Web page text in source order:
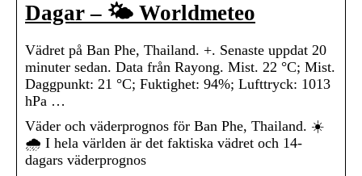
Dagar – 🌤️ Worldmeteo
Vädret på Ban Phe, Thailand. +. Senaste uppdat 20
minuter sedan. Data från Rayong. Mist. 22 °C; Mist.
Daggpunkt: 21 °C; Fuktighet: 94%; Lufttryck: 1013
hPa …
Väder och väderprognos för Ban Phe, Thailand. ☀️
🌧️ I hela världen är det faktiska vädret och 14-
dagars väderprognos